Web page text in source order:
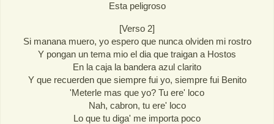
Esta peligroso
[Verso 2]
Si manana muero, yo espero que nunca olviden mi rostro
Y pongan un tema mio el dia que traigan a Hostos
En la caja la bandera azul clarito
Y que recuerden que siempre fui yo, siempre fui Benito
'Meterle mas que yo? Tu ere' loco
Nah, cabron, tu ere' loco
Lo que tu diga' me importa poco